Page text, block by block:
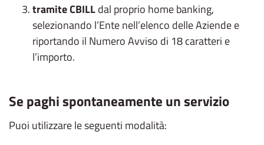
tramite CBILLdal proprio home banking,
selezionando l’Ente nell’elenco delle Aziende e
riportando il Numero Avviso di 18 caratteri e
l’importo.
Se paghi spontaneamente un servizio
Puoi utilizzare le seguenti modalità: